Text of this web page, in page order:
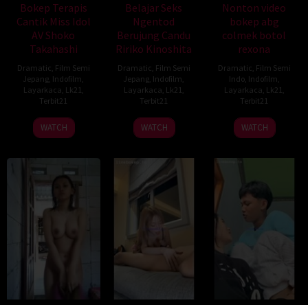
Bokep Terapis
Cantik Miss Idol
AV Shoko
Takahashi
Dramatic Film Semi
Jepang Indofilm
Layarkaca Lk21
Terbit21
WATCH
Belajar Seks
Ngentod
Berujung Candu
Ririko Kinoshita
Dramatic Film Semi
Jepang Indofilm
Layarkaca Lk21
Terbit21
WATCH
Nonton video
bokep abg
colmek botol
rexona
Dramatic Film Semi
Indo, Indofilm
Layarkaca Lk21
Terbit21
WATCH